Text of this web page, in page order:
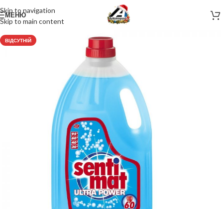
Skip to navigation
Skip to main content
МЕНЮ
ВІДСУТНІЙ